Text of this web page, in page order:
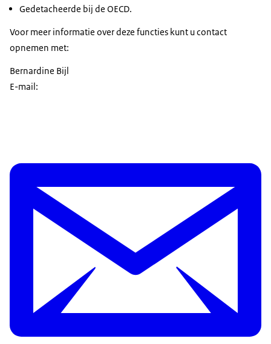
Gedetacheerde bij de OECD.
Voor meer informatie over deze functies kunt u contact
opnemen met:
Bernardine Bijl
E-mail: